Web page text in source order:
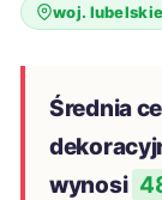
woj. lubelskie
Średnia
wynosi